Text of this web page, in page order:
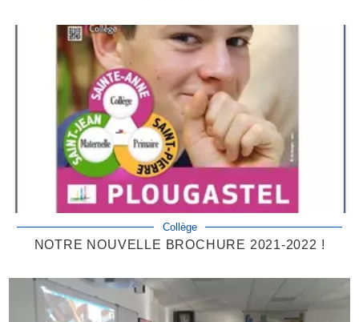
Collège
NOTRE NOUVELLE BROCHURE 2021-2022 !